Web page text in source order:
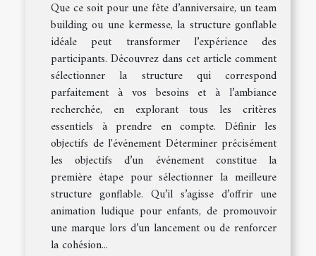
Que ce soit pour une fête d’anniversaire, un team
building ou une kermesse, la structure gonflable
idéale peut transformer l’expérience des
participants. Découvrez dans cet article comment
sélectionner la structure qui correspond
parfaitement à vos besoins et à l’ambiance
recherchée, en explorant tous les critères
essentiels à prendre en compte. Définir les
objectifs de l'événement Déterminer précisément
les objectifs d’un événement constitue la
première étape pour sélectionner la meilleure
structure gonflable. Qu’il s’agisse d’offrir une
animation ludique pour enfants, de promouvoir
une marque lors d’un lancement ou de renforcer
la cohésion...